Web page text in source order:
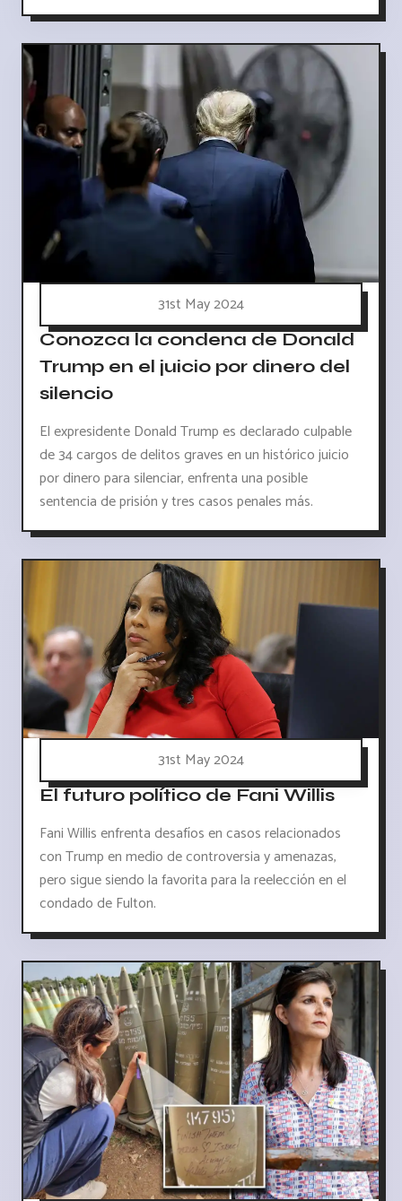
31st May 2024
Conozca la condena de Donald
Trump en el juicio por dinero del
silencio
El expresidente Donald Trump es declarado culpable
de 34 cargos de delitos graves en un histórico juicio
por dinero para silenciar, enfrenta una posible
sentencia de prisión y tres casos penales más.
31st May 2024
El futuro político de Fani Willis
Fani Willis enfrenta desafíos en casos relacionados
con Trump en medio de controversia y amenazas,
pero sigue siendo la favorita para la reelección en el
condado de Fulton.